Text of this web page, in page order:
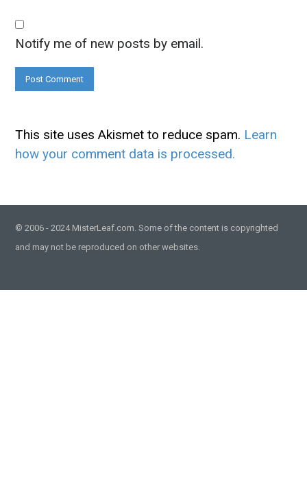
Notify me of new posts by email.
This site uses Akismet to reduce spam. Learn
how your comment data is processed.
© 2006 - 2024 MisterLeaf.com. Some of the content is copyrighted
and may not be reproduced on other websites.